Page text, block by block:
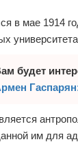
в мае 1914
будет
им для